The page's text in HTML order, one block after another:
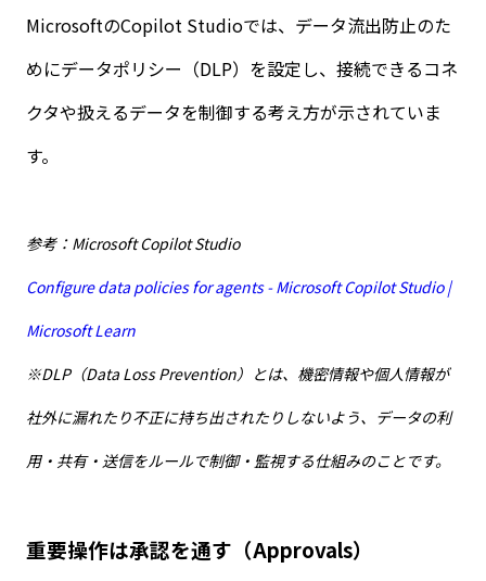
MicrosoftのCopilot Studioでは、データ流出防止のた
めにデータポリシー（DLP）を設定し、接続できるコネ
クタや扱えるデータを制御する考え方が示されていま
す。
参考：Microsoft Copilot Studio
Configure data policies for agents - Microsoft Copilot Studio |
Microsoft Learn
※DLP（Data Loss Prevention）とは、機密情報や個人情報が
社外に漏れたり不正に持ち出されたりしないよう、データの利
用・共有・送信をルールで制御・監視する仕組みのことです。
重要操作は承認を通す（Approvals）